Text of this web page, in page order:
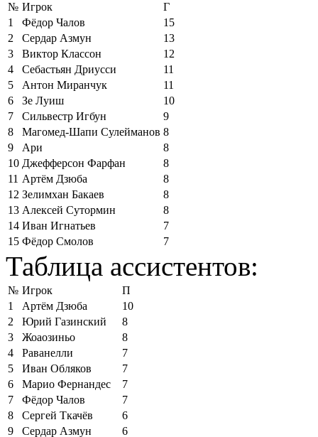
№ Игрок
Г
1
Фёдор Чалов
15
2
Сердар Азмун
13
3
Виктор Классон
12
4
Себастьян Дриусси
11
5
Антон Миранчук
11
6
Зе Луиш
10
7
Сильвестр Игбун
9
8
Магомед-Шапи Сулейманов 8
9
Ари
8
10 Джефферсон Фарфан
8
11 Артём Дзюба
8
12 Зелимхан Бакаев
8
13 Алексей Сутормин
8
14 Иван Игнатьев
7
15 Фёдор Смолов 7
Таблица ассистентов:
№ Игрок
П
1
Артём Дзюба
10
2
Юрий Газинский
8
3
Жоаозиньо
8
4
Раванелли
7
5
Иван Обляков
7
6
Марио Фернандес
7
7
Фёдор Чалов
7
8
Сергей Ткачёв
6
9
Сердар Азмун 6